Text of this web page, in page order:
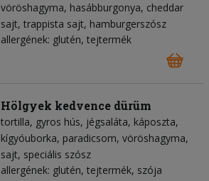
vöröshagyma hasábburgonya cheddar
sajt trappista sajt hamburgerszósz
allergének: glutén, tejtermék
Hölgyek kedvence dürüm
tortilla gyros hús jégsaláta káposzta
kígyóuborka paradicsom vöröshagyma
sajt speciális szósz
allergének: glutén, tejtermék, szója